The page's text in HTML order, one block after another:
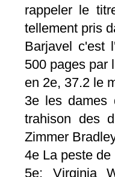
rappeler le
tellement pris
Barjavel c'est
500 pages par
en 2e, 37.2 le
3e les dames
trahison des
Zimmer
4e La peste de
5e: Virginia